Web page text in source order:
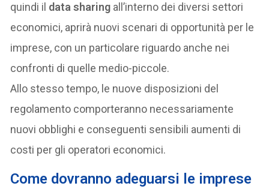
quindi il data sharing all’interno dei diversi settori
economici, aprirà nuovi scenari di opportunità per le
imprese, con un particolare riguardo anche nei
confronti di quelle medio-piccole.
Allo stesso tempo, le nuove disposizioni del
regolamento comporteranno necessariamente
nuovi obblighi e conseguenti sensibili aumenti di
costi per gli operatori economici.
Come dovranno adeguarsi le imprese